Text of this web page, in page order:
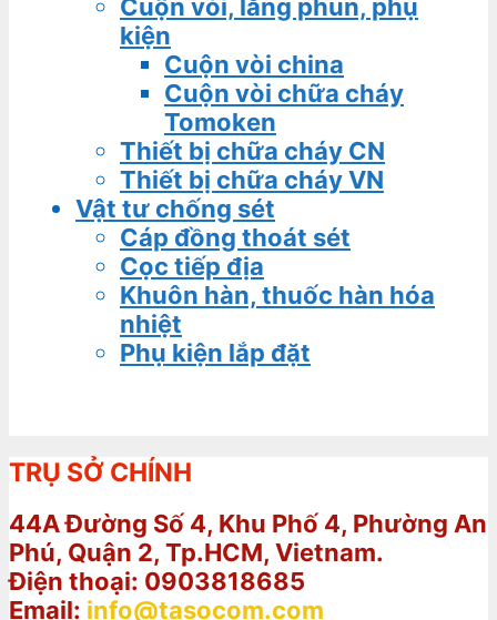
Cuộn vòi, lăng phun, phụ
kiện
Cuộn vòi china
Cuộn vòi chữa cháy
Tomoken
Thiết bị chữa cháy CN
Thiết bị chữa cháy VN
Vật tư chống sét
Cáp đồng thoát sét
Cọc tiếp địa
Khuôn hàn, thuốc hàn hóa
nhiệt
Phụ kiện lắp đặt
TRỤ SỞ CHÍNH
44A Đường Số 4, Khu Phố 4, Phường An
Phú, Quận 2, Tp.HCM, Vietnam.
Điện thoại: 0903818685
Email: info@tasocom.com